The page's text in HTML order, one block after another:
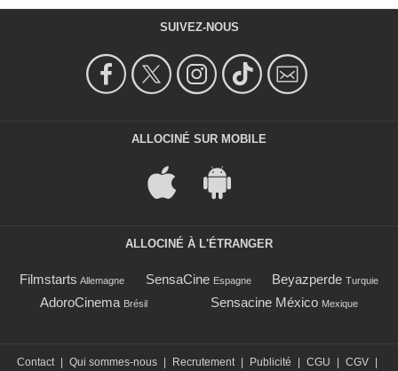
SUIVEZ-NOUS
ALLOCINÉ SUR MOBILE
ALLOCINÉ À L'ÉTRANGER
Filmstarts Allemagne SensaCine Espagne Beyazperde Turquie
AdoroCinema Brésil Sensacine México Mexique
Contact | Qui sommes-nous | Recrutement | Publicité | CGU | CGV |